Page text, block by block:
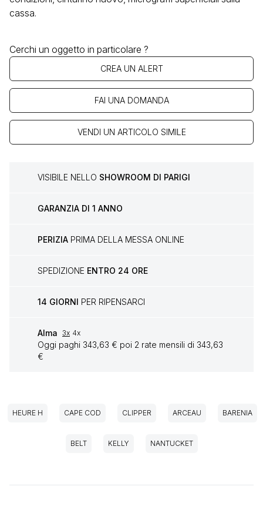
cassa.
Cerchi un oggetto in particolare ?
CREA UN ALERT
FAI UNA DOMANDA
VENDI UN ARTICOLO SIMILE
VISIBILE NELLO SHOWROOM DI PARIGI
GARANZIA DI 1 ANNO
PERIZIA PRIMA DELLA MESSA ONLINE
SPEDIZIONE ENTRO 24 ORE
14 GIORNI PER RIPENSARCI
Alma 3x 4x
Oggi paghi 343,63 € poi 2 rate mensili di 343,63
€
HEURE H CAPE COD CLIPPER ARCEAU BARENIA
BELT KELLY NANTUCKET